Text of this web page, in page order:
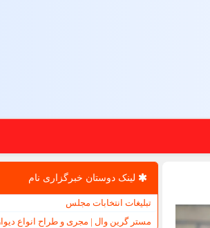
لینک دوستان خبرگزاری نام
تبلیغات انتخابات مجلس
مستر گرین وال | مجری و طراح انواع